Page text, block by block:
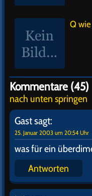
Sternenflotten-ABC
Stichworte
Star Trek
Ähnliche Artikel
M
N